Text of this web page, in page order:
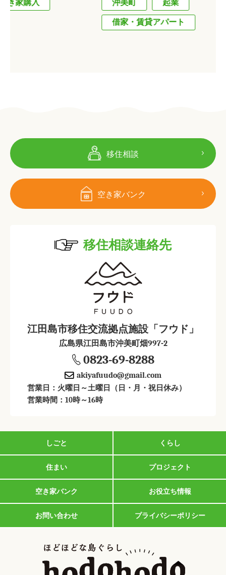
沖美町
移住相談
空き家バンク
移住相談連絡先
江田島市移住交流拠点施設「フウド」
広島県江田島市沖美町畑997-2
0823-69-8288
akiyafuudo@gmail.com
営業日：火曜日～土曜日（日・月・祝日休み）
営業時間：10時～16時
しごと くらし
住まい プロジェクト
空き家バンク お役立ち情報
お問い合わせ プライバシーポリシー